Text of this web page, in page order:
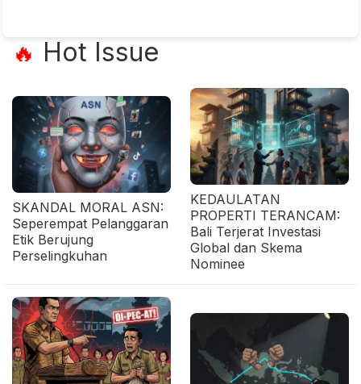
🔥 Hot Issue
SKANDAL MORAL ASN:
Seperempat Pelanggaran
Etik Berujung
Perselingkuhan
KEDAULATAN
PROPERTI TERANCAM:
Bali Terjerat Investasi
Global dan Skema
Nominee